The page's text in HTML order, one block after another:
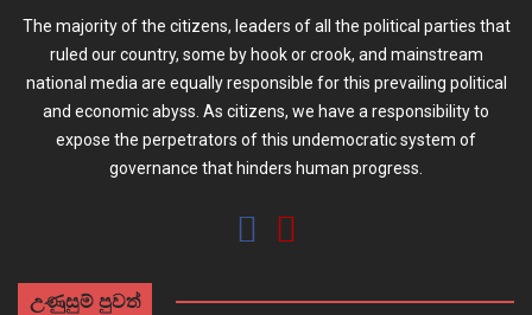
The majority of the citizens, leaders of all the political parties that
ruled our country, some by hook or crook, and mainstream
national media are equally responsible for this prevailing political
and economic abyss. As citizens, we have a responsibility to
expose the perpetrators of this undemocratic system of
governance that hinders human progress.
උණුසුම් පුවත්